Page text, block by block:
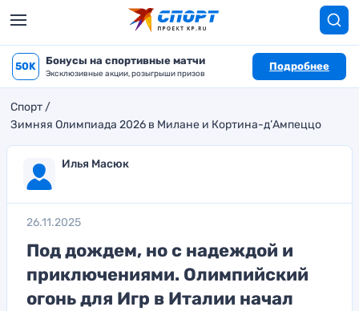
50K Бонусы на спортивные матчи
Эксклюзивные акции, розыгрыши призов
Подробнее
Спорт
Зимняя Олимпиада 2026 в Милане и Кортина-д’Ампеццо
Илья Масюк
26.11.2025
Под дождем, но с надеждой и
приключениями. Олимпийский
огонь для Игр в Италии начал